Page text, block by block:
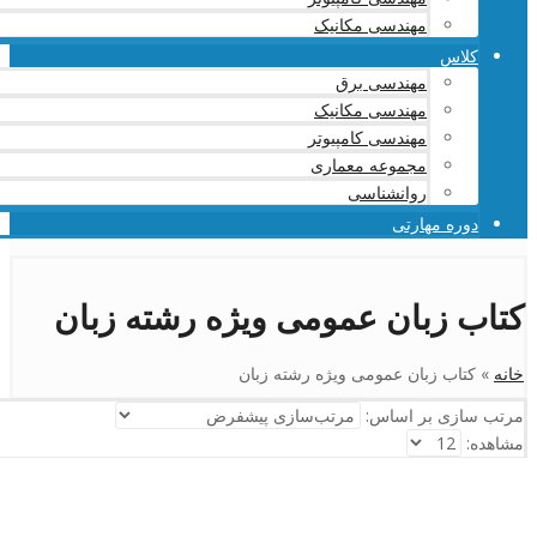
مهندسی مکانیک
کلاس
مهندسی برق
مهندسی مکانیک
مهندسی کامپیوتر
مجموعه معماری
روانشناسی
دوره مهارتی
کتاب زبان عمومی ویژه رشته زبان
خانه » کتاب زبان عمومی ویژه رشته زبان
مرتب سازی بر اساس:
مشاهده: